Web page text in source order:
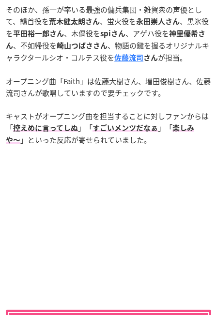
そのほか、孫一が率いる最強の傭兵集団・雑賀衆の声優とし
て、鶴首役を 荒木健太朗さん、蛍火役を永田崇人さん、黒氷役
を平田裕一郎さん、木偶役をspiさん、アゲハ役を神里優希さ
ん、不如帰役を 崎山つばささん、物語の鍵を握るオリジナルキ
ャラクタールシオ・コルテス役を佐藤流司 さんが担当。
オープニング曲「Faith」は佐藤大樹さん、増田俊樹さん、佐藤
流司さんが歌唱していますので要チェックです。
キャストがオープニング曲を担当することに対しファンからは
「控えめに言ってしぬ 」「すごいメンツだなぁ 」「楽しみ
や〜 」といった反応が寄せられていました。